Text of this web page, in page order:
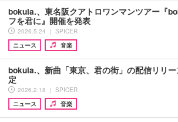
bokula.、東名阪クアトロワンマンツアー『
フを君に』開催を発表
2026.5.24 ｜ SPICER
ニュース
音楽
bokula.、新曲「東京、君の街」の配信リリ
定
2026.2.18 ｜ SPICER
ニュース
音楽